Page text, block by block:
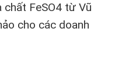
FeSO4 từ Vũ
cho các doanh